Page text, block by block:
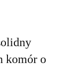
komór o